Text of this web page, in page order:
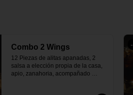
Combo 2 Wings
12 Piezas de alitas apanadas, 2
salsa a elección propia de la casa,
apio, zanahoria, acompañado
-